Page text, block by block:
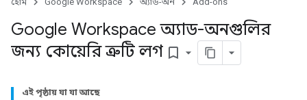
Google Workspace অ্যাড-অনগুলির
জন্য কোয়েরি ত্রুটি লগ bookmark_border
এই পৃষ্ঠায় যা যা আছে